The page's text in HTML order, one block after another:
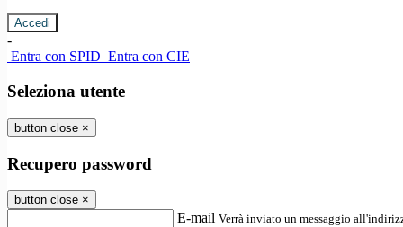
-
Entra con SPID Entra con CIE
Seleziona utente
button close ×
Recupero password
button close ×
E-mail Verrà inviato un messaggio